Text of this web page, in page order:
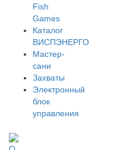
Fish
Games
Каталог
ВИСПЭНЕРГО
Мастер-
сани
Захваты
Электронный
блок
управления